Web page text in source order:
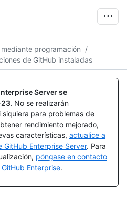
programación /
de GitHub instaladas
Server se
. No se realizarán
para problemas de
rendimiento mejorado,
características, actualice a
GitHub Enterprise Server. Para
póngase en contacto
Enterprise.